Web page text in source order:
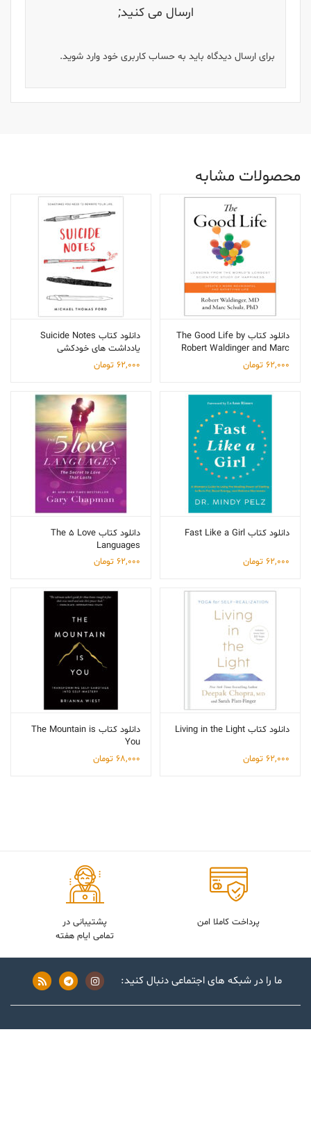
ارسال می کنید;
برای ارسال دیدگاه باید به حساب کاربری خود وارد شوید.
محصولات مشابه
دانلود کتاب The Good Life by
Robert Waldinger and Marc
Schulz
62,000 تومان
دانلود کتاب Suicide Notes
یادداشت های خودکشی
62,000 تومان
دانلود کتاب Fast Like a Girl
62,000 تومان
دانلود کتاب The 5 Love
Languages
62,000 تومان
دانلود کتاب Living in the Light
62,000 تومان
دانلود کتاب The Mountain is
You
68,000 تومان
پرداخت کاملا امن
پشتیبانی در
تمامی ایام هفته
ما را در شبکه های اجتماعی دنبال کنید: